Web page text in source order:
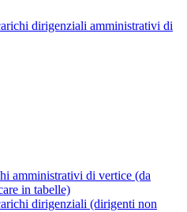
dirigenziali amministrativi di
amministrativi di vertice (da
in tabelle)
dirigenziali (dirigenti non